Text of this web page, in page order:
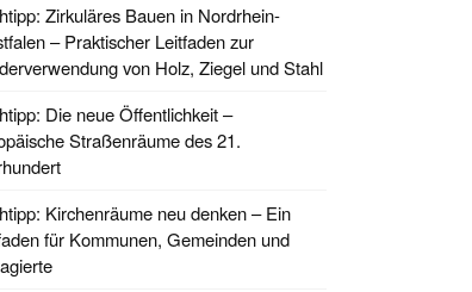
Zirkuläres Bauen in Nordrhein-
– Praktischer Leitfaden zur
von Holz, Ziegel und Stahl
Die neue Öffentlichkeit –
Straßenräume des 21.
Kirchenräume neu denken – Ein
für Kommunen, Gemeinden und